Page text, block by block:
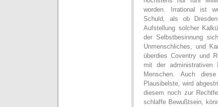
worden. Irrational ist
Schuld, als ob
Aufstellung solcher
der Selbstbesinnung
Unmenschliches, und
überdies Coventry und
mit der administrativen
Menschen. Auch
Plausibelste, wird
diesem noch zur
schlaffe Bewußtsein,